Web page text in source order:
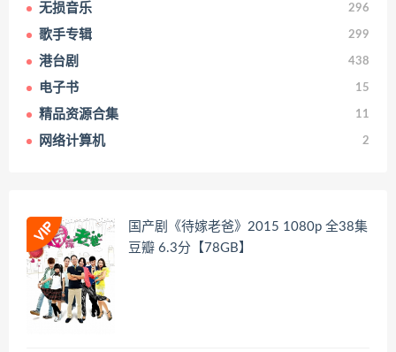
无损音乐 296
歌手专辑 299
港台剧 438
电子书 15
精品资源合集 11
网络计算机 2
国产剧《待嫁老爸》2015 1080p 全38集
豆瓣 6.3分【78GB】